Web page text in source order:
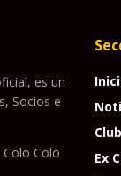
es un
Socios e
Colo
Ex